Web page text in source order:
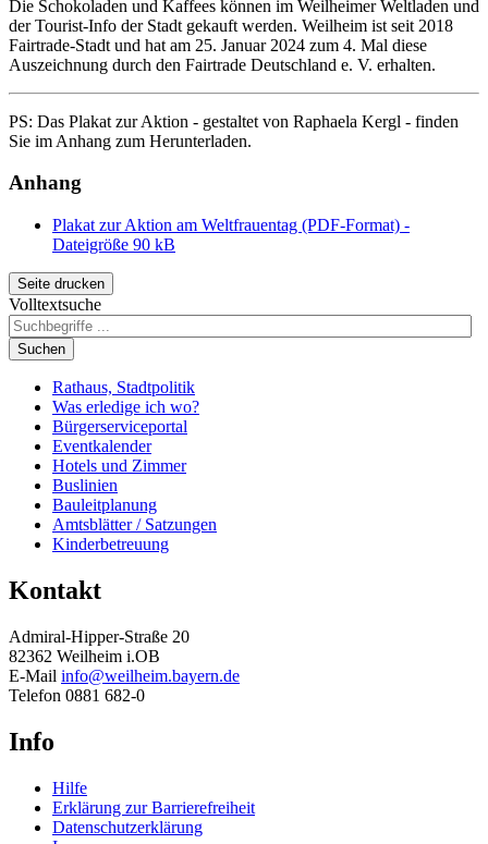
Die Schokoladen und Kaffees können im Weilheimer Weltladen und
der Tourist-Info der Stadt gekauft werden. Weilheim ist seit 2018
Fairtrade-Stadt und hat am 25. Januar 2024 zum 4. Mal diese
Auszeichnung durch den Fairtrade Deutschland e. V. erhalten.
PS: Das Plakat zur Aktion - gestaltet von Raphaela Kergl - finden
Sie im Anhang zum Herunterladen.
Anhang
Plakat zur Aktion am Weltfrauentag (PDF-Format) -
Dateigröße 90 kB
Seite drucken
Volltextsuche
Suchen
Rathaus, Stadtpolitik
Was erledige ich wo?
Bürgerserviceportal
Eventkalender
Hotels und Zimmer
Buslinien
Bauleitplanung
Amtsblätter / Satzungen
Kinderbetreuung
Kontakt
Admiral-Hipper-Straße 20
82362 Weilheim i.OB
E-Mail info@weilheim.bayern.de
Telefon 0881 682-0
Info
Hilfe
Erklärung zur Barrierefreiheit
Datenschutzerklärung